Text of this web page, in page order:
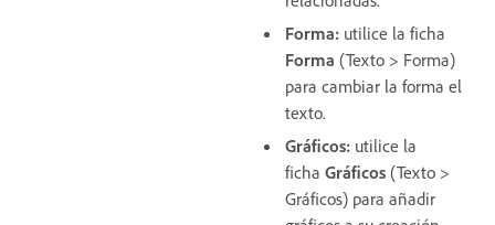
Forma: utilice la ficha
Forma (Texto > Forma)
para cambiar la forma el
texto.
Gráficos: utilice la
ficha Gráficos (Texto >
Gráficos) para añadir